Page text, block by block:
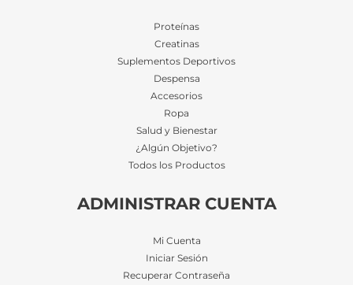
Proteínas
Creatinas
Suplementos Deportivos
Despensa
Accesorios
Ropa
Salud y Bienestar
¿Algún Objetivo?
Todos los Productos
ADMINISTRAR CUENTA
Mi Cuenta
Iniciar Sesión
Recuperar Contraseña